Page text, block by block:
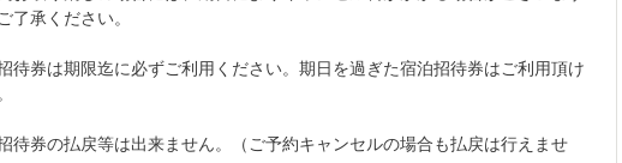
了承ください。
待券は期限迄に必ずご利用ください。期日を過ぎた宿泊招待券はご利用頂け
待券の払戻等は出来ません。（ご予約キャンセルの場合も払戻は行えませ